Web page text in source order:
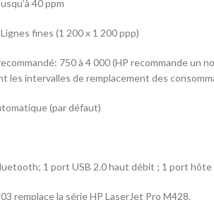
40 ppm
fines (1 200 x 1 200 ppp)
750 à 4 000 (HP recommande un
les intervalles de remplacement des
(par défaut)
1 port USB 2.0 haut débit ; 1 port hôte
remplace la série HP LaserJet Pro M428.